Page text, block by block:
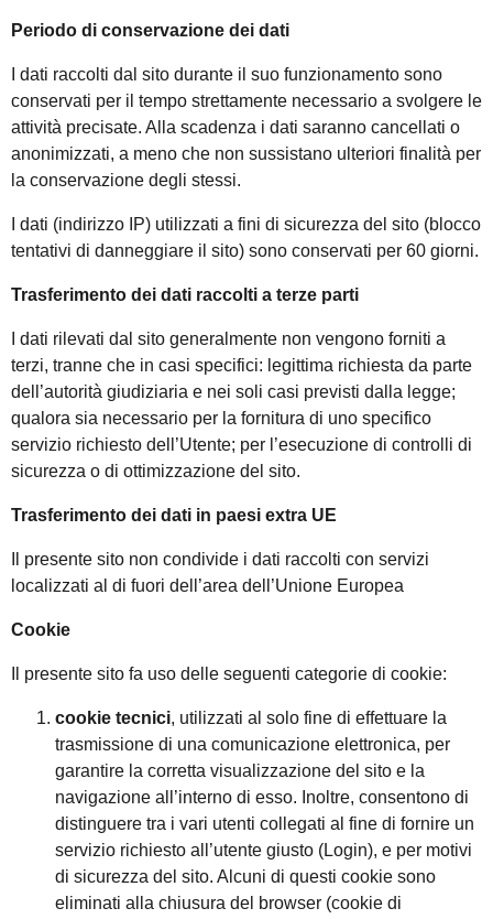
Periodo di conservazione dei dati
I dati raccolti dal sito durante il suo funzionamento sono
conservati per il tempo strettamente necessario a svolgere le
attività precisate. Alla scadenza i dati saranno cancellati o
anonimizzati, a meno che non sussistano ulteriori finalità per
la conservazione degli stessi.
I dati (indirizzo IP) utilizzati a fini di sicurezza del sito (blocco
tentativi di danneggiare il sito) sono conservati per 60 giorni.
Trasferimento dei dati raccolti a terze parti
I dati rilevati dal sito generalmente non vengono forniti a
terzi, tranne che in casi specifici: legittima richiesta da parte
dell’autorità giudiziaria e nei soli casi previsti dalla legge;
qualora sia necessario per la fornitura di uno specifico
servizio richiesto dell’Utente; per l’esecuzione di controlli di
sicurezza o di ottimizzazione del sito.
Trasferimento dei dati in paesi extra UE
Il presente sito non condivide i dati raccolti con servizi
localizzati al di fuori dell’area dell’Unione Europea
Cookie
Il presente sito fa uso delle seguenti categorie di cookie:
cookie tecnici, utilizzati al solo fine di effettuare la
trasmissione di una comunicazione elettronica, per
garantire la corretta visualizzazione del sito e la
navigazione all’interno di esso. Inoltre, consentono di
distinguere tra i vari utenti collegati al fine di fornire un
servizio richiesto all’utente giusto (Login), e per motivi
di sicurezza del sito. Alcuni di questi cookie sono
eliminati alla chiusura del browser (cookie di